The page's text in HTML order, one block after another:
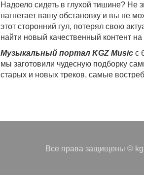
Надоело сидеть в глухой тишине?
нагнетает вашу обстановку и вы не
этот сторонний гул, потерял свою
найти новый качественный контент
Музыкальный портал KGZ Music с
мы заготовили чудесную подборку
старых и новых треков, самые
Мы предоставляем вашему вниманию
Регулярные обновления,
платформе KGZ Music. Наша команда
в различных музыкальных
Все права защищены ©